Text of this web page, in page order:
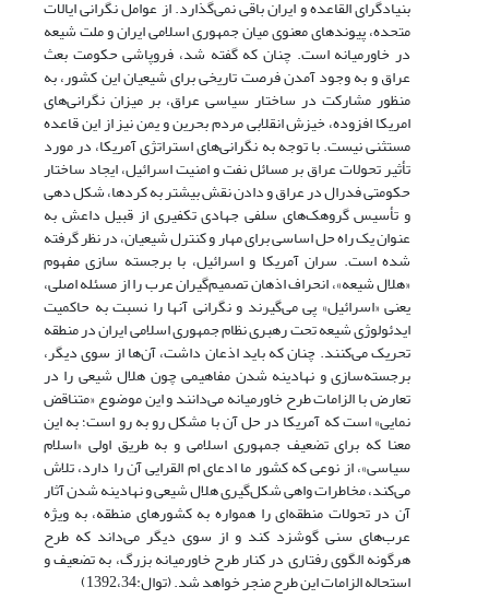
بنیادگرای القاعده و ایران باقی نمی‌گذارد. از عوامل نگرانی ایالات
متحده، پیوندهای معنوی میان جمهوری اسلامی ایران و ملت شیعه
در خاورمیانه است. چنان که گفته شد، فروپاشی حکومت بعث
عراق و به وجود آمدن فرصت تاریخی برای شیعیان این کشور، به
منظور مشارکت در ساختار سیاسی عراق، بر میزان نگرانی‌های
امریکا افزوده، خیزش انقلابی مردم بحرین و یمن نیز از این قاعده
مستثنی نیست. با توجه به نگرانی‌های استراتژی آمریکا، در مورد
تأثیر تحولات عراق بر مسائل نفت و امنیت اسرائیل، ایجاد ساختار
حکومتی فدرال در عراق و دادن نقش بیشتر به کردها، شکل دهی
و تأسیس گروهک‌های سلفی جهادی تکفیری از قبیل داعش به
عنوان یک راه حل اساسی برای مهار و کنترل شیعیان، در نظر گرفته
شده است. سران آمریکا و اسرائیل، با برجسته سازی مفهوم
«هلال شیعه»، انحراف اذهان تصمیم‌گیران عرب را از مسئله اصلی،
یعنی «اسرائیل» پی می‌گیرند و نگرانی آنها را نسبت به حاکمیت
ایدئولوژی شیعه تحت رهبری نظام جمهوری اسلامی ایران در منطقه
تحریک می‌کنند. چنان که باید اذعان داشت، آن‌ها از سوی دیگر،
برجسته‌سازی و نهادینه شدن مفاهیمی چون هلال شیعی را در
تعارض با الزامات طرح خاورمیانه می‌دانند و این موضوع «متناقض
نمایی» است که آمریکا در حل آن با مشکل رو به رو است؛ به این
معنا که برای تضعیف جمهوری اسلامی و به طریق اولی «اسلام
سیاسی»، از نوعی که کشور ما ادعای ام القرایی آن را دارد، تلاش
می‌کند، مخاطرات واهی شکل‌گیری هلال شیعی و نهادینه شدن آثار
آن در تحولات منطقه‌ای را همواره به کشورهای منطقه، به ویژه
عرب‌های سنی گوشزد کند و از سوی دیگر می‌داند که طرح
هرگونه الگوی رفتاری در کنار طرح خاورمیانه بزرگ، به تضعیف و
استحاله الزامات این طرح منجر خواهد شد. (توال:1392،34)